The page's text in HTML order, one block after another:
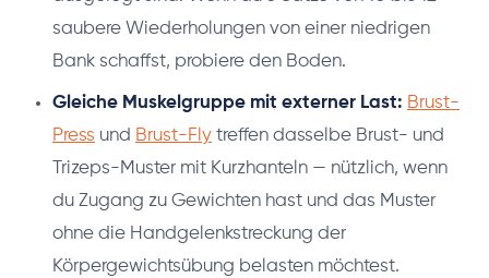
saubere Wiederholungen von einer niedrigen
Bank schaffst, probiere den Boden.
Gleiche Muskelgruppe mit externer Last: Brust-
Press und Brust-Fly treffen dasselbe Brust- und
Trizeps-Muster mit Kurzhanteln — nützlich, wenn
du Zugang zu Gewichten hast und das Muster
ohne die Handgelenkstreckung der
Körpergewichtsübung belasten möchtest.